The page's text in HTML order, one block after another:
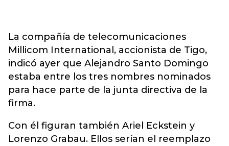
La compañía de telecomunicaciones
Millicom International, accionista de Tigo,
indicó ayer que Alejandro Santo Domingo
estaba entre los tres nombres nominados
para hace parte de la junta directiva de la
firma.
Con él figuran también Ariel Eckstein y
Lorenzo Grabau. Ellos serían el reemplazo